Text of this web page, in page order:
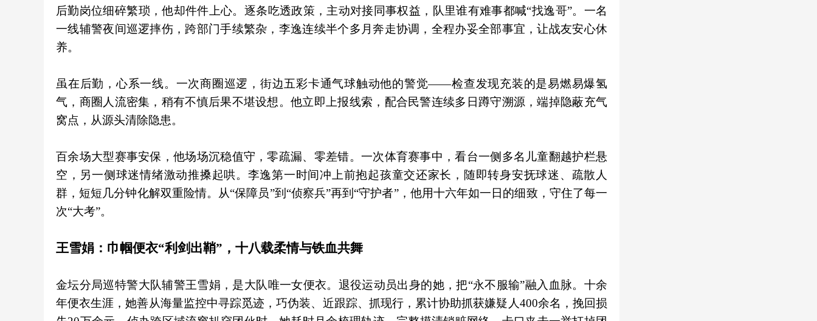
后勤岗位细碎繁琐，他却件件上心。逐条吃透政策，主动对接同事权益，队里谁有难事都喊“找逸哥”。一名
一线辅警夜间巡逻摔伤，跨部门手续繁杂，李逸连续半个多月奔走协调，全程办妥全部事宜，让战友安心休
养。
虽在后勤，心系一线。一次商圈巡逻，街边五彩卡通气球触动他的警觉——检查发现充装的是易燃易爆氢
气，商圈人流密集，稍有不慎后果不堪设想。他立即上报线索，配合民警连续多日蹲守溯源，端掉隐蔽充气
窝点，从源头清除隐患。
百余场大型赛事安保，他场场沉稳值守，零疏漏、零差错。一次体育赛事中，看台一侧多名儿童翻越护栏悬
空，另一侧球迷情绪激动推搡起哄。李逸第一时间冲上前抱起孩童交还家长，随即转身安抚球迷、疏散人
群，短短几分钟化解双重险情。从“保障员”到“侦察兵”再到“守护者”，他用十六年如一日的细致，守住了每一
次“大考”。
王雪娟：巾帼便衣“利剑出鞘”，十八载柔情与铁血共舞
金坛分局巡特警大队辅警王雪娟，是大队唯一女便衣。退役运动员出身的她，把“永不服输”融入血脉。十余
年便衣生涯，她善从海量监控中寻踪觅迹，巧伪装、近跟踪、抓现行，累计协助抓获嫌疑人400余名，挽回损